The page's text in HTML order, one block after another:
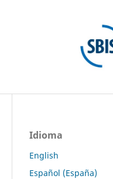
Idioma
English
Español (España)